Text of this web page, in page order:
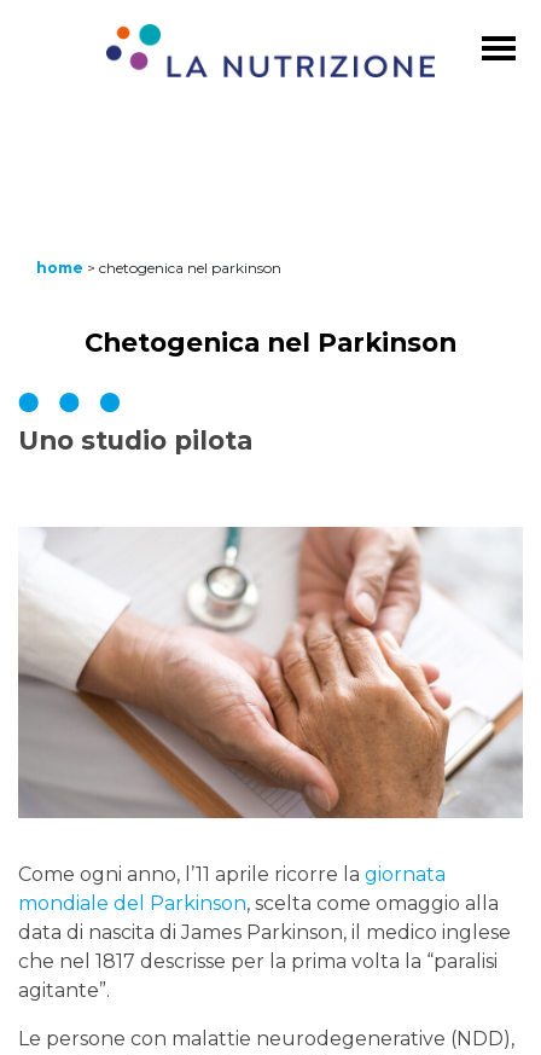
home > chetogenica nel parkinson
Chetogenica nel Parkinson
Uno studio pilota
Come ogni anno, l’11 aprile ricorre la giornata
mondiale del Parkinson, scelta come omaggio alla
data di nascita di James Parkinson, il medico inglese
che nel 1817 descrisse per la prima volta la “paralisi
agitante”.
Le persone con malattie neurodegenerative (NDD),